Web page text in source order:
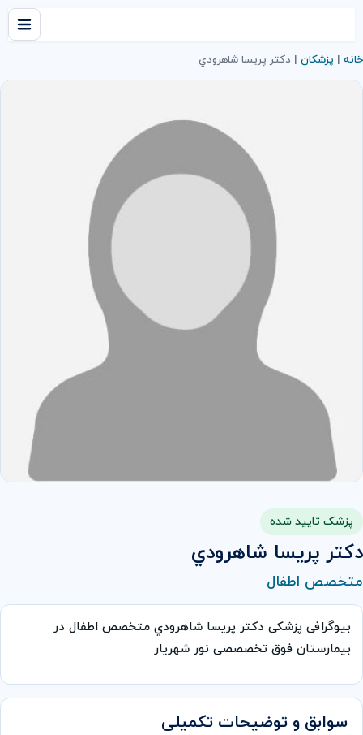
خانه | پزشکان | دکتر پريسا شاهرودي
پزشک تایید شده
دکتر پريسا شاهرودي
متخصص اطفال
بیوگرافی پزشکی دکتر پريسا شاهرودي متخصص اطفال در
بیمارستان فوق تخصصصی نور شهریار
سوابق و توضیحات تکمیلی